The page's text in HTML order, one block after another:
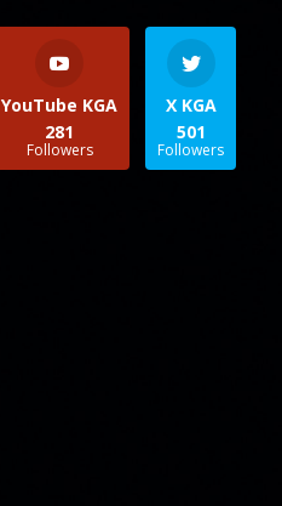
YouTube KGA
281
Followers
X KGA
501
Followers